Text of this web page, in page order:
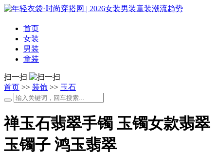
首页
女装
男装
童装
扫一扫
首页 >> 装饰 >> 玉石
禅玉石翡翠手镯 玉镯女款翡翠
玉镯子 鸿玉翡翠